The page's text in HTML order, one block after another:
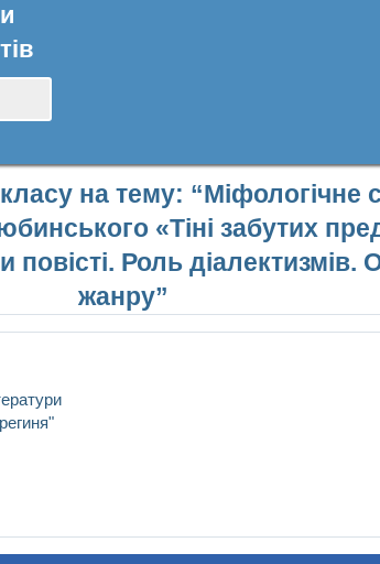
на тему: “Міфологічне
«Тіні забутих
повісті. Роль діалектизмів.
жанру”